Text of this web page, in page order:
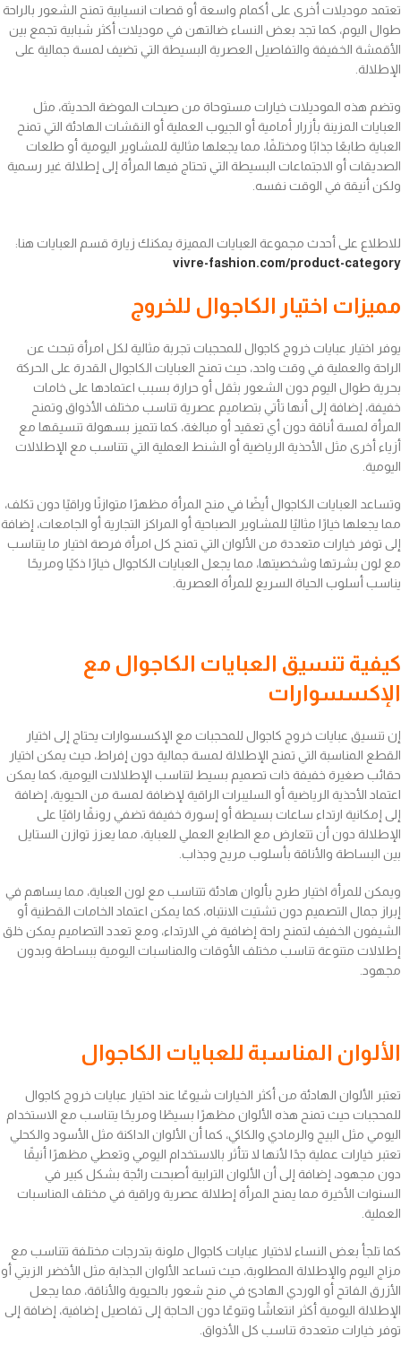
تعتمد موديلات أخرى على أكمام واسعة أو قصات انسيابية تمنح الشعور بالراحة
طوال اليوم، كما تجد بعض النساء ضالتهن في موديلات أكثر شبابية تجمع بين
الأقمشة الخفيفة والتفاصيل العصرية البسيطة التي تضيف لمسة جمالية على
الإطلالة.
وتضم هذه الموديلات خيارات مستوحاة من صيحات الموضة الحديثة، مثل
العبايات المزينة بأزرار أمامية أو الجيوب العملية أو النقشات الهادئة التي تمنح
العباية طابعًا جذابًا ومختلفًا، مما يجعلها مثالية للمشاوير اليومية أو طلعات
الصديقات أو الاجتماعات البسيطة التي تحتاج فيها المرأة إلى إطلالة غير رسمية
ولكن أنيقة في الوقت نفسه.
للاطلاع على أحدث مجموعة العبايات المميزة يمكنك زيارة قسم العبايات هنا:
vivre-fashion.com/product-category
مميزات اختيار الكاجوال للخروج
يوفر اختيار عبايات خروج كاجوال للمحجبات تجربة مثالية لكل امرأة تبحث عن
الراحة والعملية في وقت واحد، حيث تمنح العبايات الكاجوال القدرة على الحركة
بحرية طوال اليوم دون الشعور بثقل أو حرارة بسبب اعتمادها على خامات
خفيفة، إضافة إلى أنها تأتي بتصاميم عصرية تناسب مختلف الأذواق وتمنح
المرأة لمسة أناقة دون أي تعقيد أو مبالغة، كما تتميز بسهولة تنسيقها مع
أزياء أخرى مثل الأحذية الرياضية أو الشنط العملية التي تتناسب مع الإطلالات
اليومية.
وتساعد العبايات الكاجوال أيضًا في منح المرأة مظهرًا متوازنًا وراقيًا دون تكلف،
مما يجعلها خيارًا مثاليًا للمشاوير الصباحية أو المراكز التجارية أو الجامعات، إضافة
إلى توفر خيارات متعددة من الألوان التي تمنح كل امرأة فرصة اختيار ما يتناسب
مع لون بشرتها وشخصيتها، مما يجعل العبايات الكاجوال خيارًا ذكيًا ومريحًا
يناسب أسلوب الحياة السريع للمرأة العصرية.
كيفية تنسيق العبايات الكاجوال مع
الإكسسوارات
إن تنسيق عبايات خروج كاجوال للمحجبات مع الإكسسوارات يحتاج إلى اختيار
القطع المناسبة التي تمنح الإطلالة لمسة جمالية دون إفراط، حيث يمكن اختيار
حقائب صغيرة خفيفة ذات تصميم بسيط لتناسب الإطلالات اليومية، كما يمكن
اعتماد الأحذية الرياضية أو السليبرات الراقية لإضافة لمسة من الحيوية، إضافة
إلى إمكانية ارتداء ساعات بسيطة أو إسورة خفيفة تضفي رونقًا راقيًا على
الإطلالة دون أن تتعارض مع الطابع العملي للعباية، مما يعزز توازن الستايل
بين البساطة والأناقة بأسلوب مريح وجذاب.
ويمكن للمرأة اختيار طرح بألوان هادئة تتناسب مع لون العباية، مما يساهم في
إبراز جمال التصميم دون تشتيت الانتباه، كما يمكن اعتماد الخامات القطنية أو
الشيفون الخفيف لتمنح راحة إضافية في الارتداء، ومع تعدد التصاميم يمكن خلق
إطلالات متنوعة تناسب مختلف الأوقات والمناسبات اليومية ببساطة وبدون
مجهود.
الألوان المناسبة للعبايات الكاجوال
تعتبر الألوان الهادئة من أكثر الخيارات شيوعًا عند اختيار عبايات خروج كاجوال
للمحجبات حيث تمنح هذه الألوان مظهرًا بسيطًا ومريحًا يتناسب مع الاستخدام
اليومي مثل البيج والرمادي والكاكي، كما أن الألوان الداكنة مثل الأسود والكحلي
تعتبر خيارات عملية جدًا لأنها لا تتأثر بالاستخدام اليومي وتعطي مظهرًا أنيقًا
دون مجهود، إضافة إلى أن الألوان الترابية أصبحت رائجة بشكل كبير في
السنوات الأخيرة مما يمنح المرأة إطلالة عصرية وراقية في مختلف المناسبات
العملية.
كما تلجأ بعض النساء لاختيار عبايات كاجوال ملونة بتدرجات مختلفة تتناسب مع
مزاج اليوم والإطلالة المطلوبة، حيث تساعد الألوان الجذابة مثل الأخضر الزيتي أو
الأزرق الفاتح أو الوردي الهادئ في منح شعور بالحيوية والأناقة، مما يجعل
الإطلالة اليومية أكثر انتعاشًا وتنوعًا دون الحاجة إلى تفاصيل إضافية، إضافة إلى
توفر خيارات متعددة تناسب كل الأذواق.